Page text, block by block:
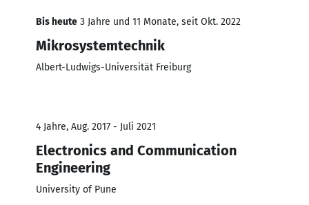
Bis heute 3 Jahre und 11 Monate, seit Okt. 2022
Mikrosystemtechnik
Albert-Ludwigs-Universität Freiburg
4 Jahre, Aug. 2017 - Juli 2021
Electronics and Communication
Engineering
University of Pune